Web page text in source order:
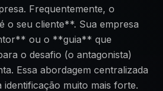
Frequentemente, o
o seu cliente**. Sua empresa
ou o **guia** que
o desafio (o antagonista)
Essa abordagem centralizada
identificação muito mais forte.